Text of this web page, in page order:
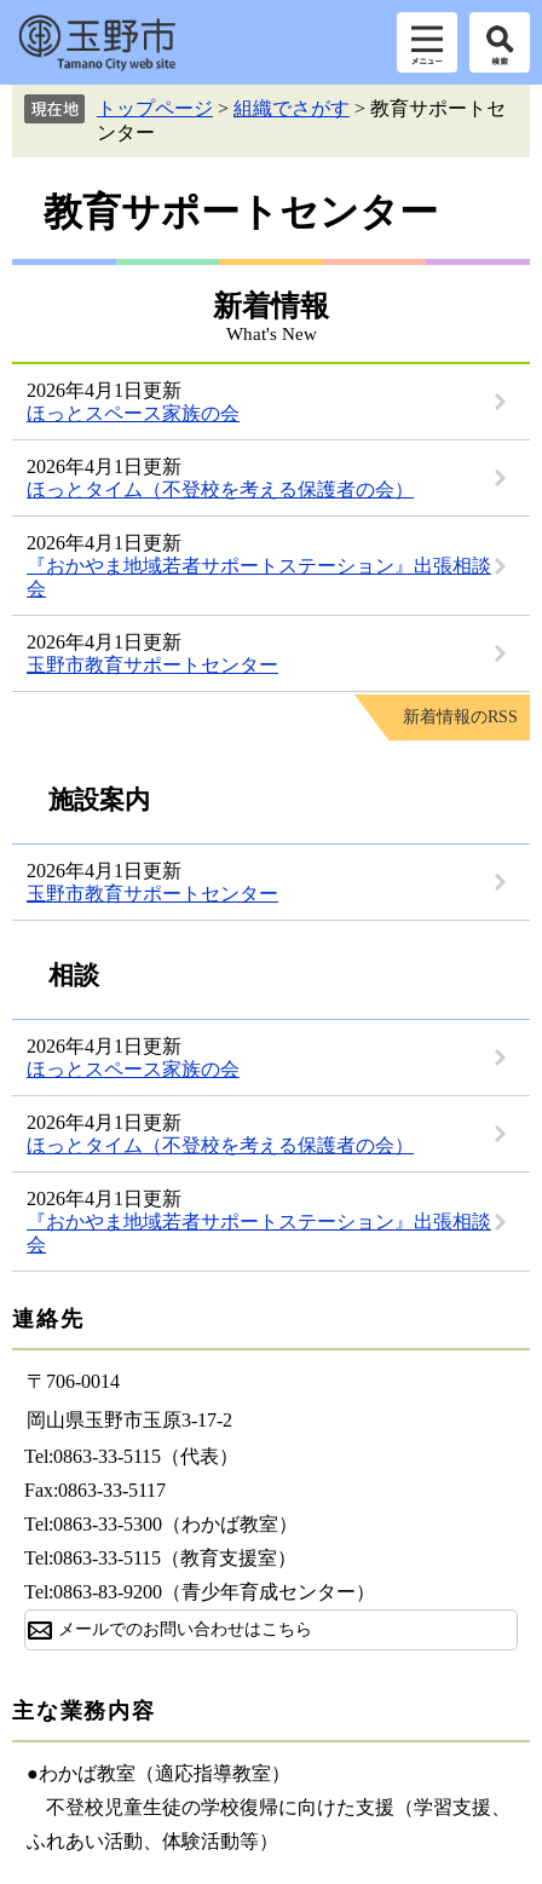
トップページ > 組織でさがす > 教育サポートセ
ンター
教育サポートセンター
新着情報
What's New
2026年4月1日更新
ほっとスペース家族の会
2026年4月1日更新
ほっとタイム（不登校を考える保護者の会）
2026年4月1日更新
『おかやま地域若者サポートステーション』出張相談
会
2026年4月1日更新
玉野市教育サポートセンター
新着情報のRSS
施設案内
2026年4月1日更新
玉野市教育サポートセンター
相談
2026年4月1日更新
ほっとスペース家族の会
2026年4月1日更新
ほっとタイム（不登校を考える保護者の会）
2026年4月1日更新
『おかやま地域若者サポートステーション』出張相談
会
連絡先
〒706-0014
岡山県玉野市玉原3-17-2
Tel:0863-33-5115（代表）
Fax:0863-33-5117
Tel:0863-33-5300 （わかば教室）
Tel:0863-33-5115 （教育支援室）
Tel:0863-83-9200 （青少年育成センター）
メールでのお問い合わせはこちら
主な業務内容
●わかば教室（適応指導教室）
不登校児童生徒の学校復帰に向けた支援（学習支援、
ふれあい活動、体験活動等）